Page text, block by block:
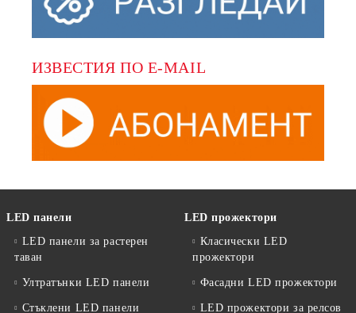
ИЗВЕСТИЯ ПО E-MAIL
LED панели
LED панели за растерен
таван
Ултратънки LED панели
Стъклени LED панели
LED прожектори
Класически LED
прожектори
Фасадни LED прожектори
LED прожектори за релсов